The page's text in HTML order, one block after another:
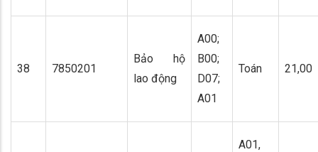
38 7850201
Bảo hộ
lao động
A00;
B00;
D07;
A01
Toán 21,00
A01,